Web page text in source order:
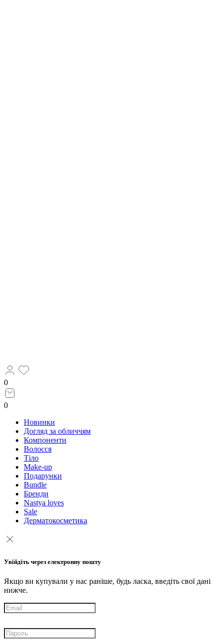
0
0
Новинки
Догляд за обличчям
Компоненти
Волосся
Тіло
Make-up
Подарунки
Bundle
Бренди
Nastya loves
Sale
Дерматокосметика
Увійдіть через електронну пошту
Якщо ви купували у нас раніше, будь ласка, введіть свої дані
нижче.